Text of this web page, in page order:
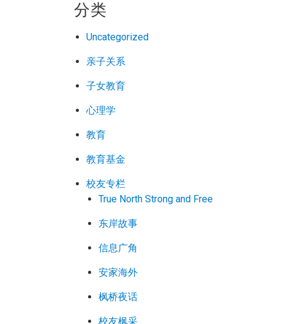
分类
Uncategorized
亲子关系
子女教育
心理学
教育
教育基金
校友专栏
True North Strong and Free
东岸故事
信息广角
安家海外
枫桥夜话
校友枫采